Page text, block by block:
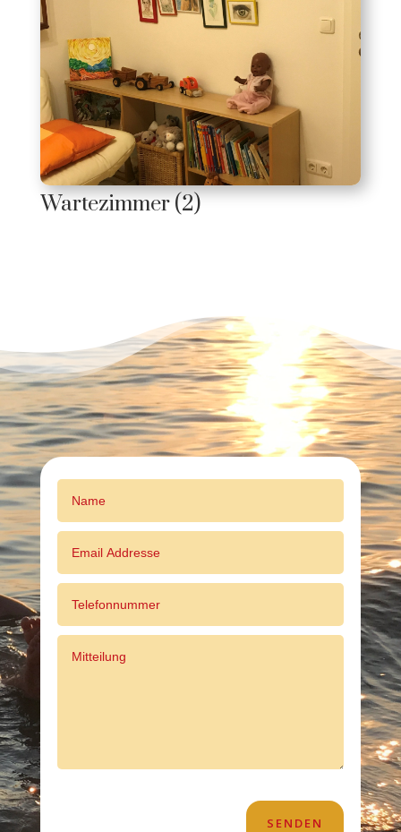
Wartezimmer (2)
SENDEN